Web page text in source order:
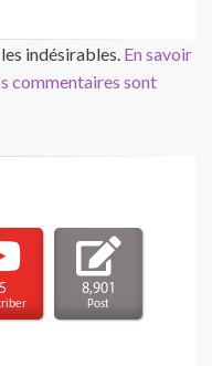
indésirables. En savoir
commentaires sont
8,901
Post